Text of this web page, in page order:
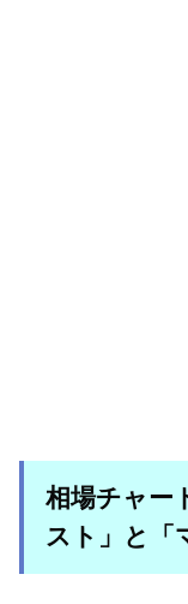
相場チャー
スト」と「